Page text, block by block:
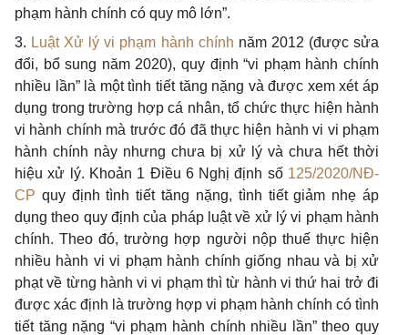
phạm hành chính có quy mô lớn”.
3. Luật Xử lý vi phạm hành chính năm 2012 (được sửa
đổi, bổ sung năm 2020), quy định “vi phạm hành chính
nhiều lần” là một tình tiết tăng nặng và được xem xét áp
dụng trong trường hợp cá nhân, tổ chức thực hiện hành
vi hành chính mà trước đó đã thực hiện hành vi vi phạm
hành chính này nhưng chưa bị xử lý và chưa hết thời
hiệu xử lý. Khoản 1 Điều 6 Nghị định số 125/2020/NĐ-
CP quy định tình tiết tăng nặng, tình tiết giảm nhẹ áp
dụng theo quy định của pháp luật về xử lý vi phạm hành
chính. Theo đó, trường hợp người nộp thuế thực hiện
nhiều hành vi vi phạm hành chính giống nhau và bị xử
phạt về từng hành vi vi phạm thì từ hành vi thứ hai trở đi
được xác định là trường hợp vi phạm hành chính có tình
tiết tăng nặng “vi phạm hành chính nhiều lần” theo quy